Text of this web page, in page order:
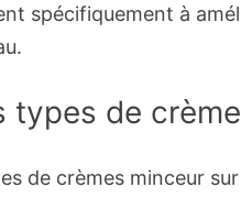
spécifiquement à
types de
de crèmes minceur